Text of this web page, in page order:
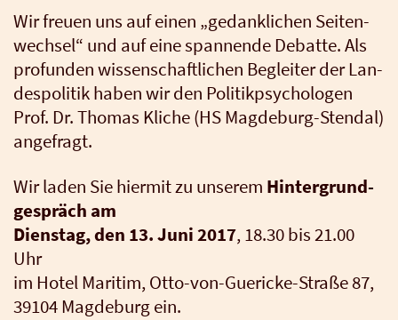
Wir freu­en uns auf einen „gedank­li­chen Sei­ten­
wech­sel“ und auf eine span­nen­de Debat­te. Als
pro­fun­den wis­sen­schaft­li­chen Beglei­ter der Lan­
des­po­li­tik haben wir den Poli­tik­psy­cho­lo­gen
Prof. Dr. Tho­mas Kli­che (HS Mag­de­burg-Stend­al)
ange­fragt.
Wir laden Sie hier­mit zu unse­rem Hin­ter­grund­
ge­spräch am
Diens­tag, den 13. Juni 2017, 18.30 bis 21.00
Uhr
im Hotel Mari­tim, Otto-von-Gue­ri­cke-Stra­ße 87,
39104 Mag­de­burg ein.